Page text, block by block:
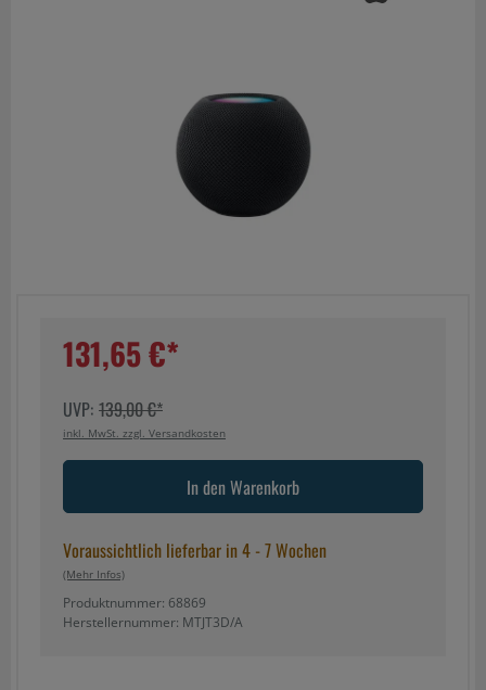
UVP: 139,00 €*
131,65 €*
inkl. MwSt. zzgl. Versandkosten
In den Warenkorb
Voraussichtlich lieferbar in 4 - 7 Wochen
(mehr Infos)
Produktnummer: 68869
Herstellernummer: MTJT3D/A